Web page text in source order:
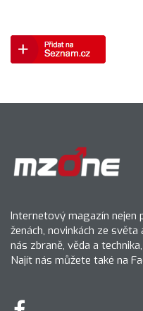
Internetový magazín nejen
ženách, novinkách ze
nás zbraně, věda a
Najít nás můžete také na